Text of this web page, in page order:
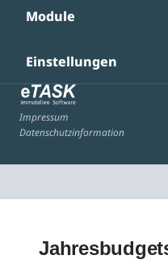
Module
Einstellungen
Impressum
Datenschutzinformation